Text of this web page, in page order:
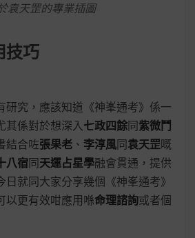
袁天罡的專業插圖
技巧
研究，應該知道《神峯通考》係一
其係對於想深入 七政四餘同紫微鬥
結合咗張果老 、 李淳風同袁天罡嘅
八宿同天運占星學融會貫通，提供
就同大家分享幾個《神峯通考》
以更有效咁應用喺命理諮詢或者個